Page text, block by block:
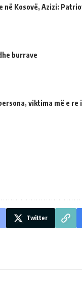
në Kosovë, Azizi:
burrave
viktima më e re
Twitter